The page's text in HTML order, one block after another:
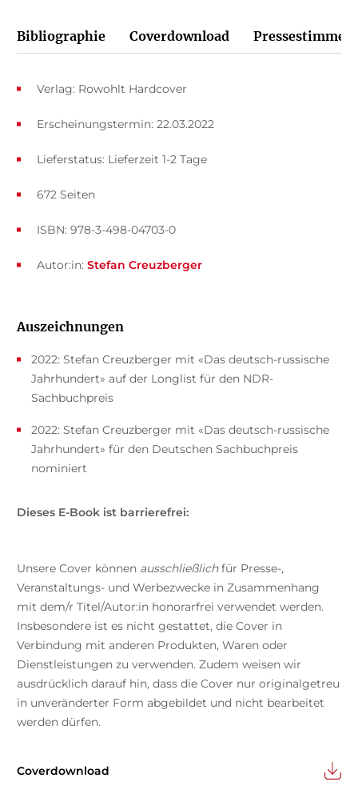
Bibliographie Coverdownload Pressestimmen
Verlag: Rowohlt Hardcover
Erscheinungstermin: 22.03.2022
Lieferstatus: Lieferzeit 1-2 Tage
ISBN: 978-3-498-04703-0
672 Seiten
Autor:in: Stefan Creuzberger
Auszeichnungen
2022: Stefan Creuzberger mit «Das deutsch-russische
Jahrhundert» auf der Longlist für den NDR-
Sachbuchpreis
2022: Stefan Creuzberger mit «Das deutsch-russische
Jahrhundert» für den Deutschen Sachbuchpreis
nominiert
Dieses E-Book ist barrierefrei:
Unsere Cover können ausschließlichfür Presse-,
Veranstaltungs- und Werbezwecke in Zusammenhang
mit dem/r Titel/Autor:in honorarfrei verwendet werden.
Insbesondere ist es nicht gestattet, die Cover in
Verbindung mit anderen Produkten, Waren oder
Dienstleistungen zu verwenden. Zudem weisen wir
ausdrücklich darauf hin, dass die Cover nur originalgetreu
in unveränderter Form abgebildet und nicht bearbeitet
werden dürfen.
Coverdownload